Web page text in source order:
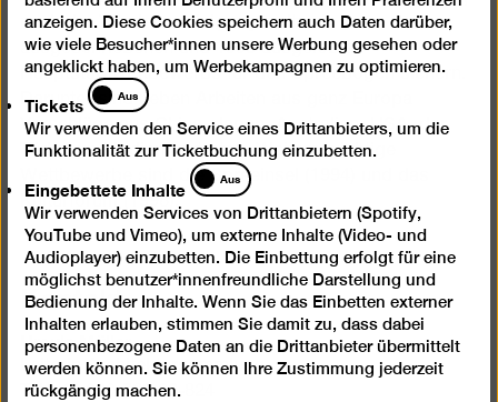
nach der Wiedervereinigung weltweit
ausgeschriebenen und 1993 ausgelobten
Hauptstadtwettbewerbs für den Spreebogen sichern.
Darunter sind neben Arbeiten aus ganz Europa
Vorschläge aus China, Japan, Australien, USA, der
Türkei und Indien vertreten. Weitere wichtige
Wettbewerbe sind die Spreeinsel (1994) und das
Kulturforum (1998).
Kontakt
Ursula Müller
Leiterin Architektursammlung
Tel +49 030-789 02-824
anzeigen. Diese Cookies speichern auch Daten darüber,
wie viele Besucher*innen unsere Werbung gesehen oder
angeklickt haben, um Werbekampagnen zu optimieren.
Tickets
Tickets
Aus
Wir verwenden den Service eines Drittanbieters, um die
Funktionalität zur Ticketbuchung einzubetten.
Eingebettete Inhalte
Eingebettete
Inhalte
Aus
Wir verwenden Services von Drittanbietern (Spotify,
YouTube und Vimeo), um externe Inhalte (Video- und
Audioplayer) einzubetten. Die Einbettung erfolgt für eine
möglichst benutzer*innenfreundliche Darstellung und
Bedienung der Inhalte. Wenn Sie das Einbetten externer
Inhalten erlauben, stimmen Sie damit zu, dass dabei
personenbezogene Daten an die Drittanbieter übermittelt
werden können. Sie können Ihre Zustimmung jederzeit
rückgängig machen.